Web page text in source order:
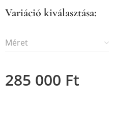
Variáció kiválasztása:
Méret
285 000 Ft